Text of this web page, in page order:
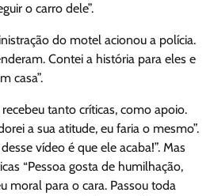
o carro dele”.
do motel acionou a polícia.
Contei a história para eles e
casa”.
tanto críticas, como apoio.
a sua atitude, eu faria o mesmo”.
vídeo é que ele acaba!”. Mas
“Pessoa gosta de humilhação,
moral para o cara. Passou toda